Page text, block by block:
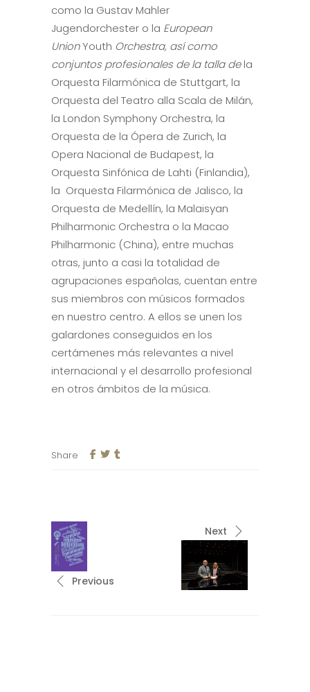
como la Gustav Mahler
Jugendorchester o la European
UnionYouth Orchestra, así como
conjuntos profesionales de la talla dela
Orquesta Filarmónica de Stuttgart, la
Orquesta del Teatro alla Scala de Milán,
la London Symphony Orchestra, la
Orquesta de la Ópera de Zurich, la
Opera Nacional de Budapest, la
Orquesta Sinfónica de Lahti (Finlandia),
la Orquesta Filarmónica de Jalisco, la
Orquesta de Medellín, la Malaisyan
Philharmonic Orchestra o la Macao
Philharmonic (China), entre muchas
otras, junto a casi la totalidad de
agrupaciones españolas, cuentan entre
sus miembros con músicos formados
en nuestro centro. A ellos se unen los
galardones conseguidos en los
certámenes más relevantes a nivel
internacional y el desarrollo profesional
en otros ámbitos de la música.
Share
Previous
Next